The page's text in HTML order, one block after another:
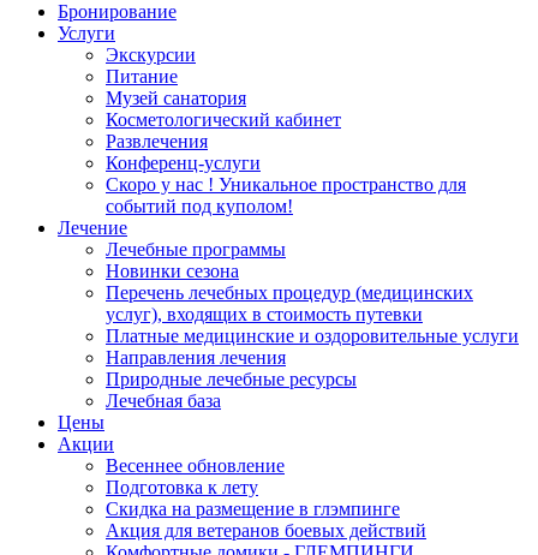
Бронирование
Услуги
Экскурсии
Питание
Музей санатория
Косметологический кабинет
Развлечения
Конференц-услуги
Скоро у нас ! Уникальное пространство для
событий под куполом!
Лечение
Лечебные программы
Новинки сезона
Перечень лечебных процедур (медицинских
услуг), входящих в стоимость путевки
Платные медицинские и оздоровительные услуги
Направления лечения
Природные лечебные ресурсы
Лечебная база
Цены
Акции
Весеннее обновление
Подготовка к лету
Скидка на размещение в глэмпинге
Акция для ветеранов боевых действий